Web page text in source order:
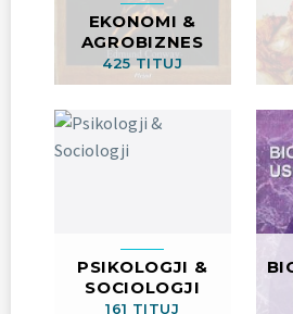
EKONOMI &
AGROBIZNES
425 TITUJ
PSIKOLOGJI &
SOCIOLOGJI
161 TITUJ